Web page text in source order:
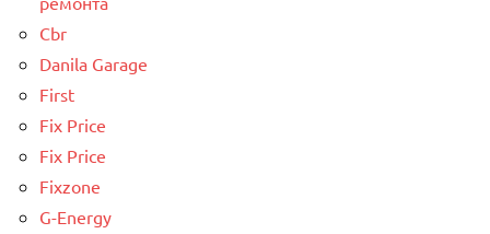
Cbr
Danila Garage
First
Fix Price
Fix Price
Fixzone
G-Energy